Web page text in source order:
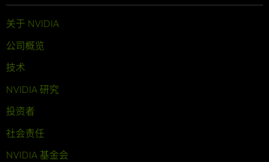
关于 NVIDIA
公司概览
技术
NVIDIA 研究
投资者
社会责任
NVIDIA 基金会